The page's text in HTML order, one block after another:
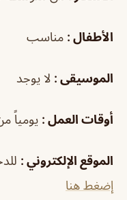
الأطفال : مناسب
الموسيقى : لا يوجد
أوقات العمل : يومياً من 00:00 صباحًا – 11:59
الموقع الإلكتروني :
إضغط هنا